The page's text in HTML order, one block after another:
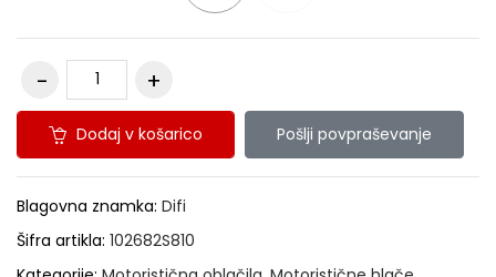
Dodaj v košarico Pošlji povpraševanje
Blagovna znamka: Difi
Šifra artikla: 102682S810